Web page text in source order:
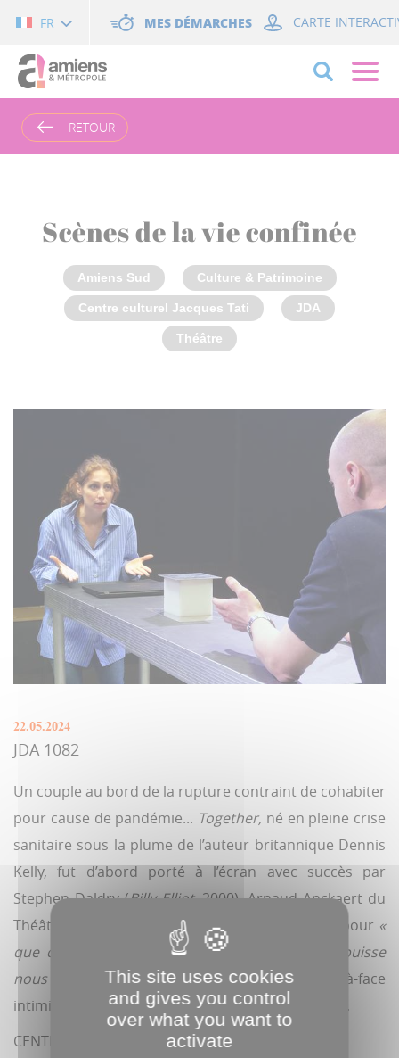
FR MES DÉMARCHES CARTE
RETOUR
Scènes de la vie confinée
Amiens Sud Culture & Patrimoine
Centre culturel Jacques Tati JDA
Théâtre
22.05.2024
JDA 1082
Un couple au bord de la rupture contraint de cohabiter
pour cause de pandémie... Together, né en pleine crise
sanitaire sous la plume de l’auteur britannique Dennis
Kelly, fut d’abord porté à l’écran avec succès par
Stephen Daldry (Billy Elliot, 2000). Arnaud Anckaert du
Théâtre du Prisme s’est emparé de ce huis clos pour «
que ce passé proche qui paraît déjà lointain puisse
nous être rappelé plutôt qu’oublié ».Un face-à-face
intimiste, cruel et empreint d’humour. Dès 14 ans.
CENTRE CULTUREL JACQUES-TATI
This site uses cookies
and gives you control
over what you want to
activate